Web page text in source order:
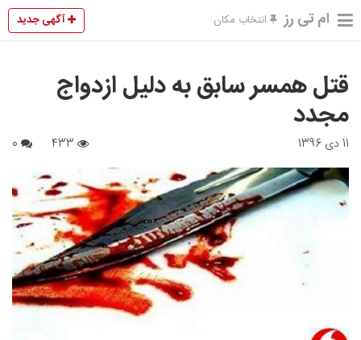
ام تی رز انتخاب مکان آگهی جدید
قتل همسر سابق به ‌دلیل ازدواج
مجدد
11 دی 1396